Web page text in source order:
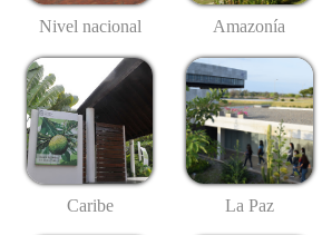
Nivel nacional Amazonía
Caribe La Paz